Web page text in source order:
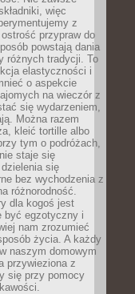
więc
z
przypraw do
powstają dania
różnych tradycji. To
elastyczności i
o aspekcie
na wieczór z
się wydarzeniem,
Można razem
kleić tortille albo
tym o podróżach,
staje się
się
bez wychodzenia z
różnorodność.
dla kogoś jest
być egzotyczny i
nam zrozumieć
życia. A każdy
naszym domowym
przywieziona z
się przy pomocy